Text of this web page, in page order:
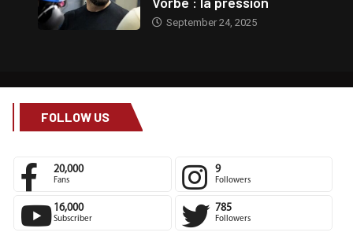
September 24, 2025
FOLLOW US
20,000
Fans
9
Followers
16,000
Subscriber
785
Followers